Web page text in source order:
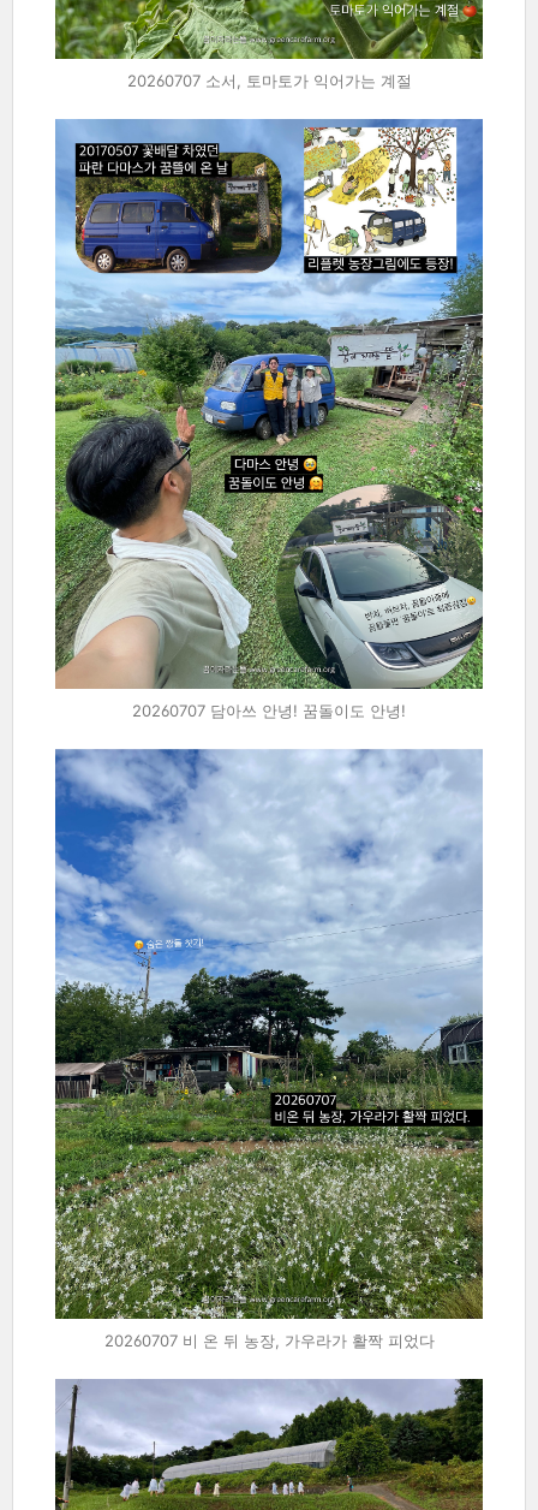
20260707 소서, 토마토가 익어가는 계절
20260707 담아쓰 안녕! 꿈돌이도 안녕!
20260707 비 온 뒤 농장, 가우라가 활짝 피었다